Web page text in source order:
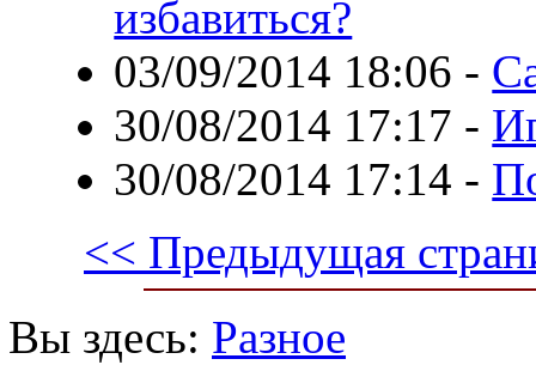
избавиться?
03/09/2014 18:06 -
30/08/2014 17:17 -
30/08/2014 17:14 -
<< Предыдущая
Вы здесь: Разное